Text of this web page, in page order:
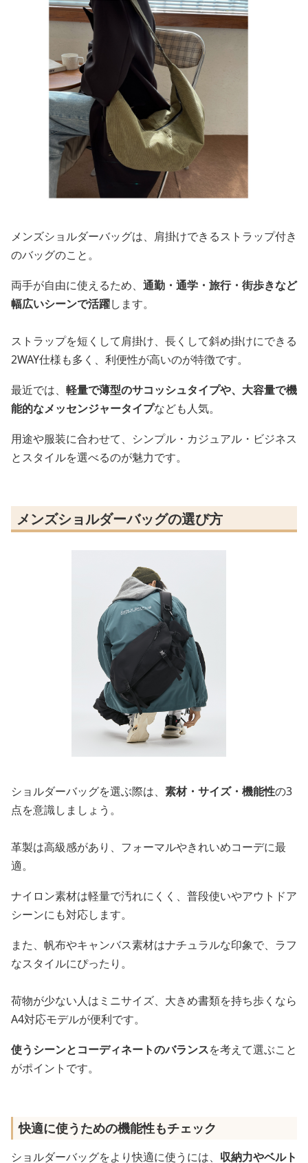
メンズショルダーバッグは、肩掛けできるストラップ付き
のバッグのこと。
両手が自由に使えるため、 通勤・通学・旅行・街歩きなど
幅広いシーンで活躍します。
ストラップを短くして肩掛け、長くして斜め掛けにできる
2WAY仕様も多く、利便性が高いのが特徴です。
最近では、 軽量で薄型のサコッシュタイプや、大容量で機
能的なメッセンジャータイプなども人気。
用途や服装に合わせて、シンプル・カジュアル・ビジネス
とスタイルを選べるのが魅力です。
メンズショルダーバッグの選び方
ショルダーバッグを選ぶ際は、 素材・サイズ・機能性の3
点を意識しましょう。
革製は高級感があり、フォーマルやきれいめコーデに最
適。
ナイロン素材は軽量で汚れにくく、普段使いやアウトドア
シーンにも対応します。
また、帆布やキャンバス素材はナチュラルな印象で、ラフ
なスタイルにぴったり。
荷物が少ない人はミニサイズ、大きめ書類を持ち歩くなら
A4対応モデルが便利です。
使うシーンとコーディネートのバランスを考えて選ぶこと
がポイントです。
快適に使うための機能性もチェック
ショルダーバッグをより快適に使うには、 収納力やベルト